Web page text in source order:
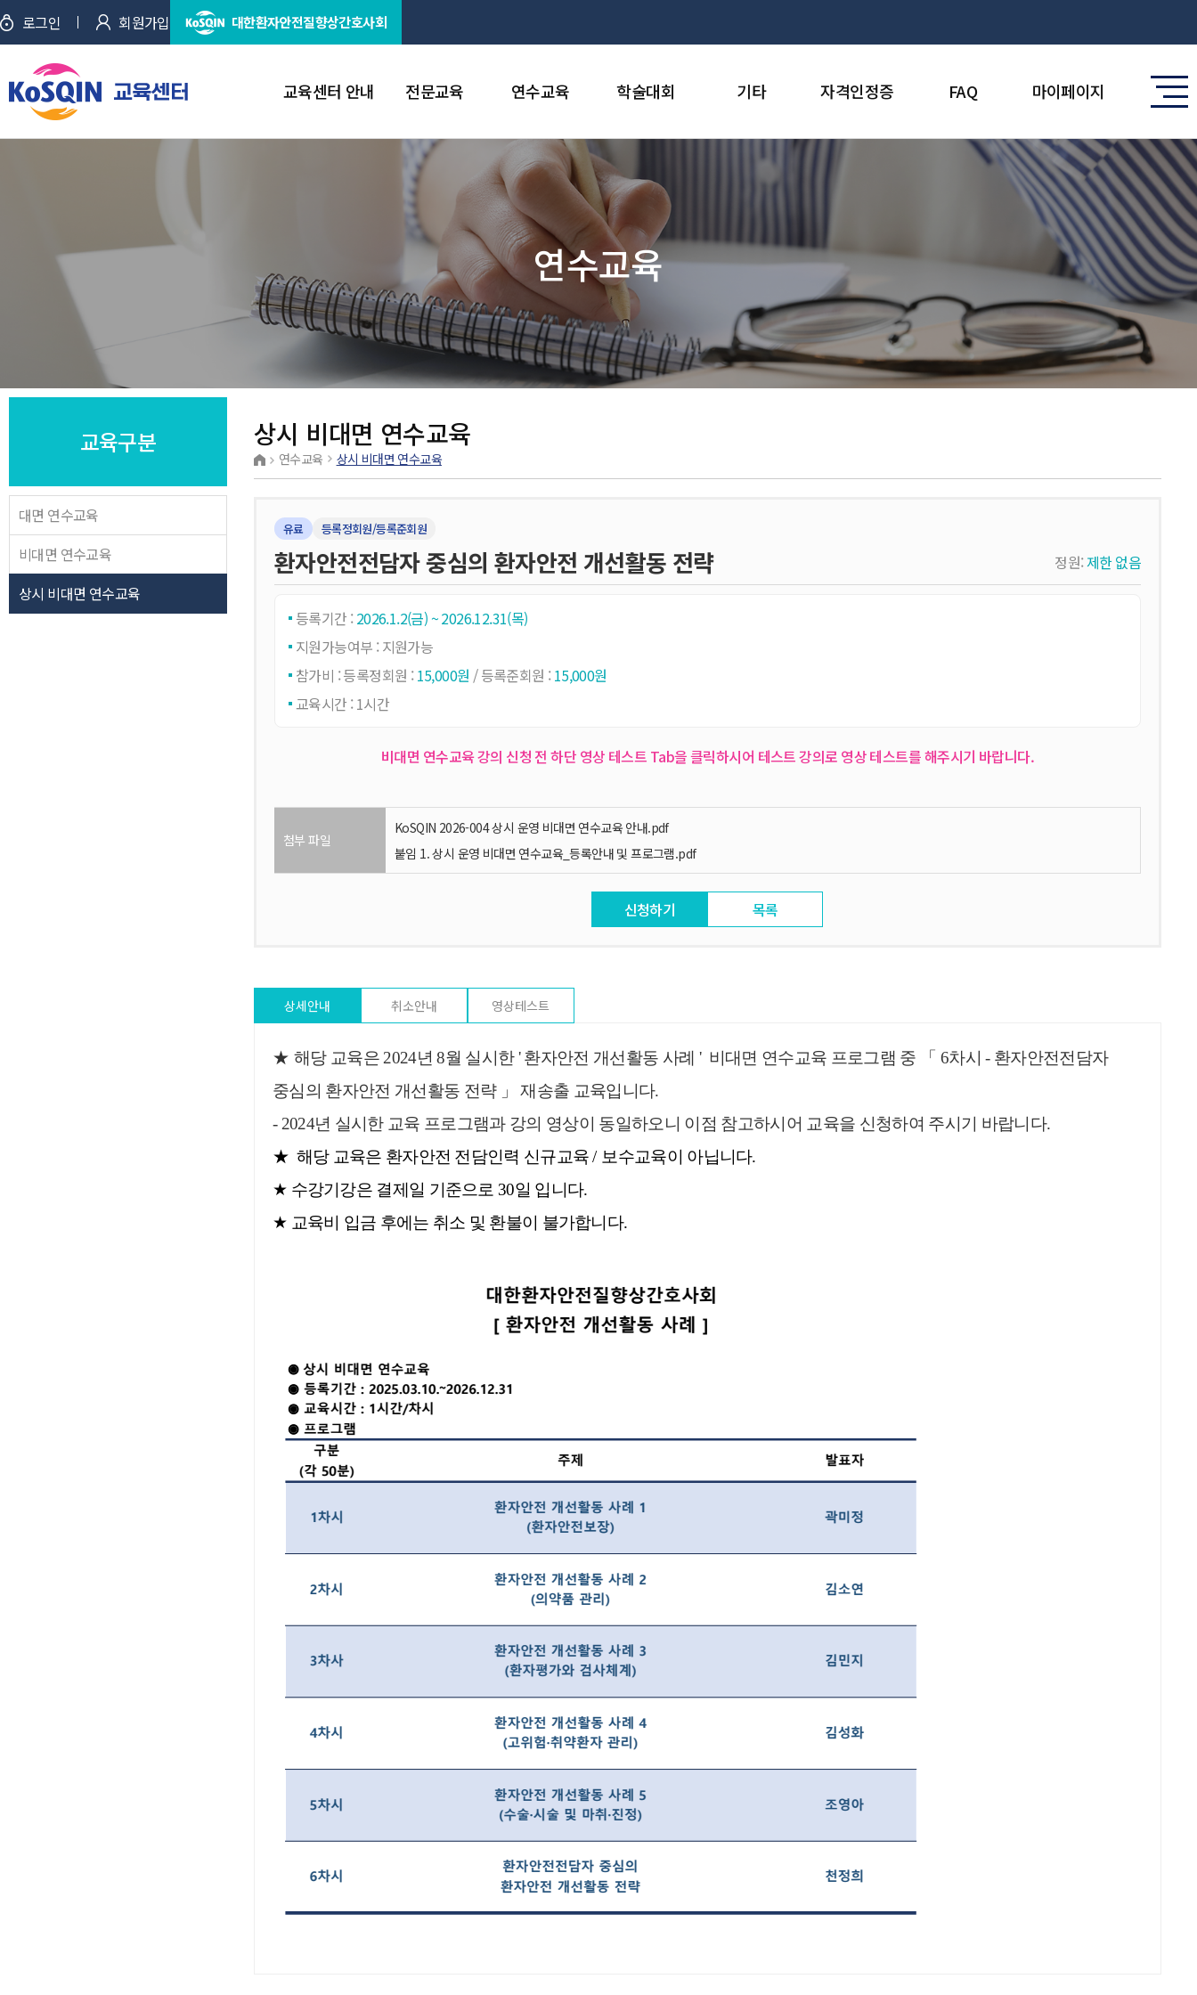
로그인 회원가입 대한환자안전질향상간호사회
교육센터 안내 전문교육 연수교육 학술대회 기타 자격인정증 FAQ 마이페이지
연수교육
교육구분
대면 연수교육
비대면 연수교육
상시 비대면 연수교육
상시 비대면 연수교육
연수교육 상시 비대면 연수교육
유료 등록정회원/등록준회원
환자안전전담자 중심의 환자안전 개선활동 전략 정원:제한 없음
등록기간 :2026.1.2(금) ~ 2026.12.31(목)
지원가능여부 : 지원가능
참가비 :등록정회원 :15,000원 / 등록준회원 :15,000원
교육시간 : 1시간
비대면 연수교육 강의 신청 전 하단 영상 테스트 Tab을 클릭하시어 테스트 강의로 영상 테스트를 해주시기 바랍니다.
첨부 파일
KoSQIN 2026-004 상시 운영 비대면 연수교육 안내.pdf
붙임 1. 상시 운영 비대면 연수교육_등록안내 및 프로그램.pdf
신청하기 목록
상세안내 취소안내 영상테스트
★ 해당 교육은 2024년 8월 실시한 ' 환자안전 개선활동 사례 ' 비대면 연수교육 프로그램 중
「 6차시 - 환자안전전담자
중심의 환자안전 개선활동 전략 」 재송출 교육입니다.
- 2024년 실시한 교육 프로그램과 강의 영상이 동일하오니 이점 참고하시어 교육을 신청하여 주시기 바랍니다.
★ 해당 교육은 환자안전 전담인력 신규교육/ 보수교육이 아닙니다.
★ 수강기강은 결제일 기준으로 30일 입니다.
★ 교육비 입금 후에는 취소 및 환불이 불가합니다.